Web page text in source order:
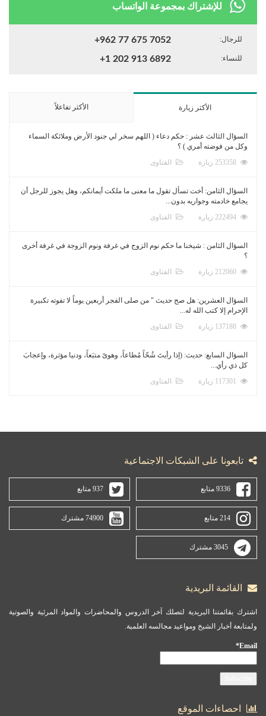
للإشتراك بمجموعة الواتساب
للرجال: +962 77 675 7052
للنساء: +1 202 913 6892
الأكثر زيارة الأكثر تفاعلاً
السؤال الثالث عشر : حكم دعاء ( اللهم سخر لي جنود الأرض وملائكة السماء
وكل من فوضته أمري ) ؟
الفتاوى
السؤال الثامن: أخت تسأل تقول ما معنى ما ملكت أيمانكم، وهل يجوز للرجل أن
يجامع خادمته وجواريه بدون...
الفتاوى
السؤال الثامن : شيخنا ما حكم نوم الزوج في غرفة ونوم الزوجة في غرفة أخرى
؟
الفتاوى
السؤال العشرين: هل صح حديث " من صلى الفجر أربعين يوماً لا تفوته تكبيرة
الإحرام إلا كتب الله له...
الفتاوى
السؤال السابع: حديث: (إذا رأيتَ شُحّاً مُطاعاً، وهوىً متبَعاً، ودنيا مؤثرة، وإعجابَ
كل ذي رأي...
الفتاوى
تابعونا على الشبكات الاجتماعية
9336 متابع 937 متابع
214 متابع 74900 مشترك
3045 مشترك
القائمة البريدية
اشترك بقائمتنا البريدية لتصلك آخر الدروس والمحاضرات والمواد المرئية والصوتية
ولمتابعة أخبار الشيخ ومواعيد مجالسه العلمية.
Email*
احصاءات الموقع